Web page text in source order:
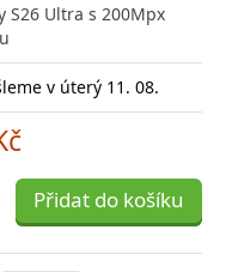
S26 Ultra s 200Mpx
v úterý 11. 08.
Přidat do košíku